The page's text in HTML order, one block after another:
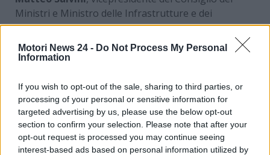
Motori News 24 - Do Not Process My Personal
Information
If you wish to opt-out of the sale, sharing to third parties, or
processing of your personal or sensitive information for
targeted advertising by us, please use the below opt-out
section to confirm your selection. Please note that after your
opt-out request is processed you may continue seeing
interest-based ads based on personal information utilized by
Ministri e Ministro delle Infrastrutture e dei
Trasporti,a Pechino ha incontrato i vertici di BYD,
colosso cinese dell’auto elettrica. Lo ha annunciato
lui stesso attraverso un comunicato ufficiale, con
ha evidenziato, attraverso questo confronto, le
potenzialità del contesto italiano, conl’obiettivo di
rafforzare il Paesecon la presenza di BYD siaa
livello produttivo che di distribuzionevera e
propria.